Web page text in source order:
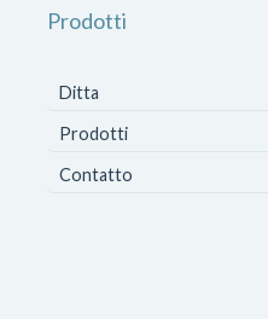
Prodotti
Ditta
Prodotti
Contatto